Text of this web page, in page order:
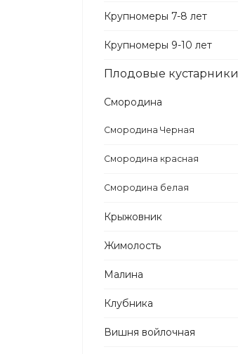
Крупномеры 7-8 лет
Крупномеры 9-10 лет
Плодовые кустарники
Смородина
Смородина Черная
Смородина красная
Смородина белая
Крыжовник
Жимолость
Малина
Клубника
Вишня войлочная